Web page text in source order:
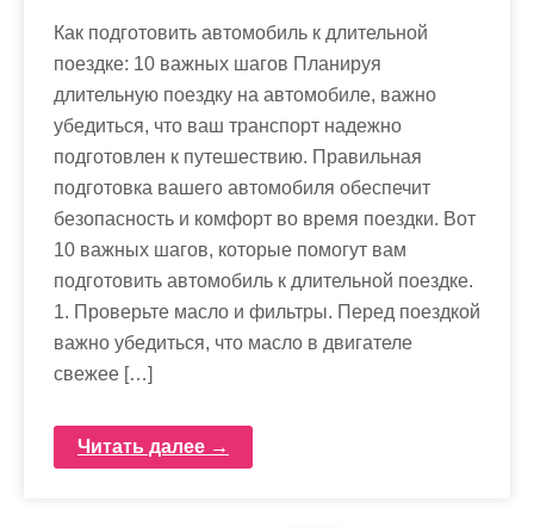
Как подготовить автомобиль к длительной
поездке: 10 важных шагов Планируя
длительную поездку на автомобиле, важно
убедиться, что ваш транспорт надежно
подготовлен к путешествию. Правильная
подготовка вашего автомобиля обеспечит
безопасность и комфорт во время поездки. Вот
10 важных шагов, которые помогут вам
подготовить автомобиль к длительной поездке.
1. Проверьте масло и фильтры. Перед поездкой
важно убедиться, что масло в двигателе
свежее […]
Читать далее →